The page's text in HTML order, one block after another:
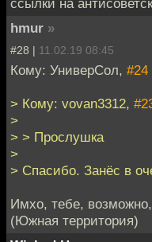
ссылки на
hmur »
#28 | 11.02.19 08:45
Кому: УниверСол, #24
> Кому: vovan3312,
>
> > Прослушка
>
> Спасибо. Занёс в
Имхо, тебе,
(Южная территория)